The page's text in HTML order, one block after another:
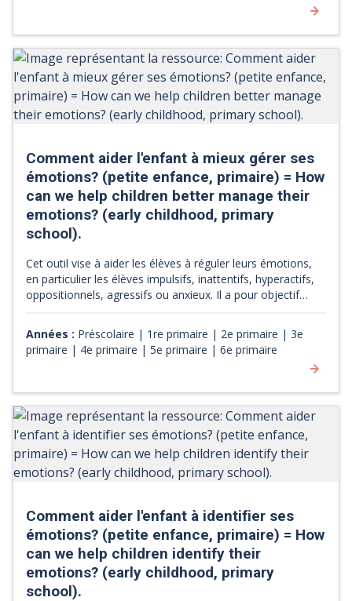
Comment aider l'enfant à mieux gérer ses
émotions? (petite enfance, primaire) = How
can we help children better manage their
emotions? (early childhood, primary
school).
Cet outil vise à aider les élèves à réguler leurs émotions,
en particulier les élèves impulsifs, inattentifs, hyperactifs,
oppositionnels, agressifs ou anxieux. Il a pour objectif
émotions négatives et d'éviter une escalade émotionnelle.
Années : Préscolaire | 1re primaire | 2e primaire | 3e
primaire | 4e primaire | 5e primaire | 6e primaire
Comment aider l'enfant à identifier ses
émotions? (petite enfance, primaire) = How
can we help children identify their
emotions? (early childhood, primary
school).